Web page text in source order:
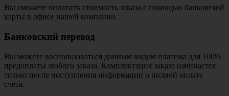
Вы сможете оплатить стоимость заказа с помощью банковской
карты в офисе нашей компании.
Банковский перевод
Вы можете воспользоваться данным видом платежа для 100%
предоплаты любого заказа. Комплектация заказа начинается
только после поступления информации о полной оплате
счета.